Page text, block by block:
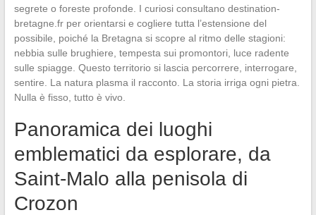
segrete o foreste profonde. I curiosi consultano destination-
bretagne.fr per orientarsi e cogliere tutta l’estensione del
possibile, poiché la Bretagna si scopre al ritmo delle stagioni:
nebbia sulle brughiere, tempesta sui promontori, luce radente
sulle spiagge. Questo territorio si lascia percorrere, interrogare,
sentire. La natura plasma il racconto. La storia irriga ogni pietra.
Nulla è fisso, tutto è vivo.
Panoramica dei luoghi
emblematici da esplorare, da
Saint-Malo alla penisola di
Crozon